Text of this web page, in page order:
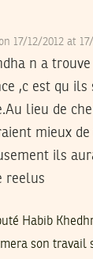
on 17/12/2012 at
n a
,c est qu ils
lieu de
mieux
ils
reelus
Habib
son travail